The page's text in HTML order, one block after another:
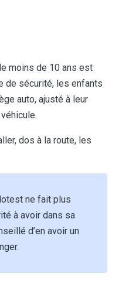
moins de 10 ans est
de sécurité, les enfants
auto, ajusté à leur
dos à la route, les
ne fait plus
à avoir dans sa
d’en avoir un